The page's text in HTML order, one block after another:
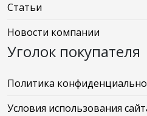
Статьи
Новости компании
Уголок покупателя
Политика
Условия использования